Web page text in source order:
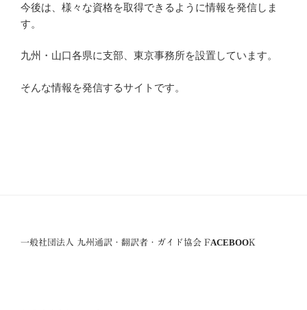
今後は、様々な資格を取得できるように情報を発信しま
す。
九州・山口各県に支部、東京事務所を設置しています。
そんな情報を発信するサイトです。
一般社団法人 九州通訳・翻訳者・ガイド協会 FACEBOOK